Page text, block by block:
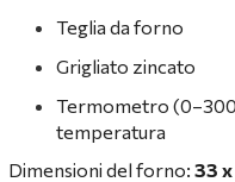
Teglia da forno
Grigliato zincato
Termometro
temperatura
Dimensioni del forno: 33 x